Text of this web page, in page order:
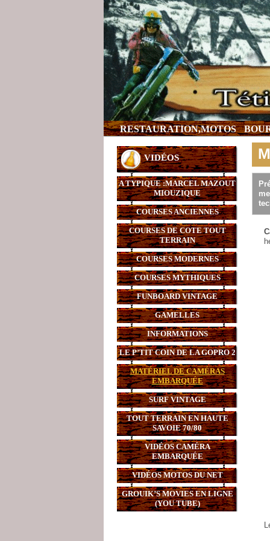
RESTAURATION,MOTOS
VIDÉOS
A TYPIQUE :MARCEL MAZOUT
MIOUZIQUE
COURSES ANCIENNES
COURSES DE COTE TOUT
TERRAIN
COURSES MODERNES
COURSES MYTHIQUES
FUNBOARD VINTAGE
GAMELLES
INFORMATIONS
LE P’TIT COIN DE LA GOPRO 2
MATÉRIEL DE CAMÉRAS
EMBARQUÉE
SURF VINTAGE
TOUT TERRAIN EN HAUTE
SAVOIE 70/80
VIDÉOS CAMÉRA
EMBARQUÉE
VIDÉOS MOTOS DU NET
GROUIK’S MOVIES EN LIGNE
(YOU TUBE)